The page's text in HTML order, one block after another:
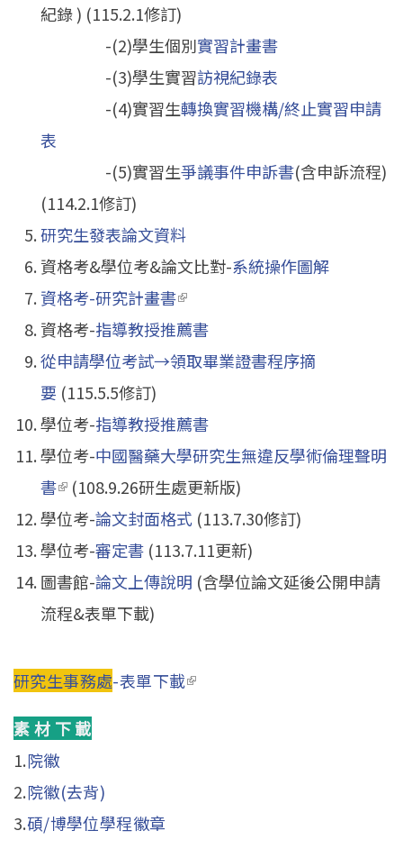
紀錄 ) (115.2.1修訂)
-(2)學生個別實習計畫書
-(3)學生實習訪視紀錄表
-(4)實習生轉換實習機構/終止實習申請
表
-(5)實習生爭議事件申訴書(含申訴流程)
(114.2.1修訂)
研究生發表論文資料
資格考&學位考&論文比對-系統操作圖解
資格考-研究計畫書(link is external)
資格考-指導教授推薦書
從申請學位考試→領取畢業證書程序摘
要 (115.5.5修訂)
學位考-指導教授推薦書
學位考-中國醫藥大學研究生無違反學術倫理聲明
書(link is external)
(108.9.26研生處更新版)
學位考-論文封面格式 (113.7.30修訂)
學位考-審定書 (113.7.11更新)
圖書館-論文上傳說明 (含學位論文延後公開申請
流程&表單下載)
研究生事務處-表單下載(link is external)
素 材 下 載
1.院徽
2.院徽(去背)
3.碩/博學位學程徽章